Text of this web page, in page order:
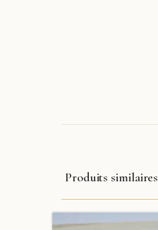
Produits similaires